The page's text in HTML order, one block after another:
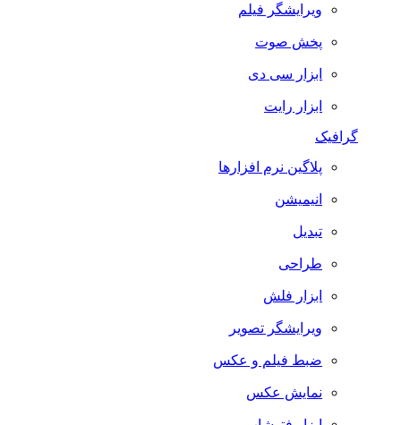
ویرایشگر فیلم
پخش صوت
ابزار سی دی
ابزار رایت
گرافیک
پلاگین نرم افزارها
انیمیشن
تبدیل
طراحی
ابزار فلش
ویرایشگر تصویر
ضبط فيلم و عكس
نمایش عکس